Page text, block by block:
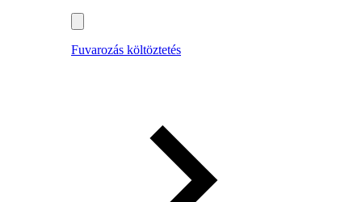
Fuvarozás költöztetés